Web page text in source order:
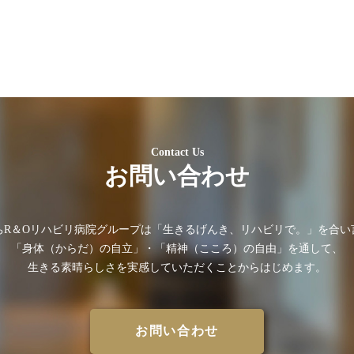
Contact Us
お問い合わせ
R＆Oリハビリ病院グループは 「⽣きるげんき、リハビリで。」を合い
「⾝体（からだ）の⾃⽴」・
「精神（こころ）の⾃由」を通して、
⽣きる素晴らしさを実感していただくことからはじめます。
お問い合わせ